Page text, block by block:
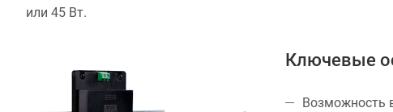
или 45 Вт.
Ключевые
Возможность